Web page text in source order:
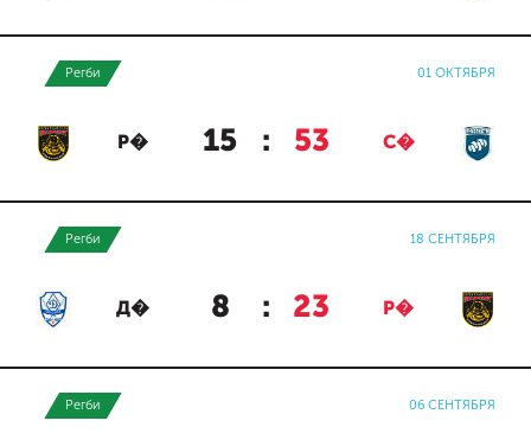
Регби 01 ОКТЯБРЯ
Р� 15 : 53 С�
Регби 18 СЕНТЯБРЯ
Д� 8 : 23 Р�
Регби 06 СЕНТЯБРЯ